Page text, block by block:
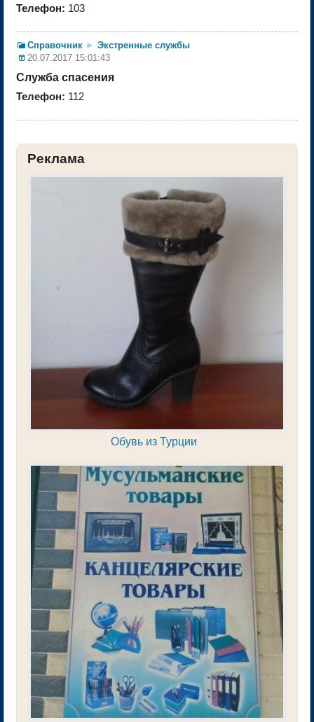
Телефон: 103
Справочник ► Экстренные службы
20.07.2017 15:01:43
Служба спасения
Телефон: 112
Реклама
Обувь из Турции